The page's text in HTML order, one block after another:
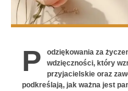
P
odziękowania za
wdzięczności, który
przyjacielskie oraz
podkreślają, jak ważna jest